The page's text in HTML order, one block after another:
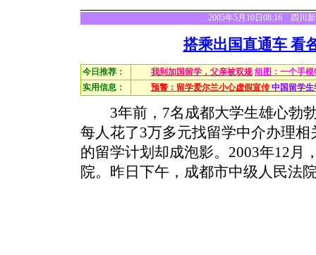
2005年5月10日08:16 四川
搭乘出国直通车 看
今日推荐： 我到加国留学，父亲被双规 组图：一个手
实用信息：
预警：留学爱尔兰小心虚假宣传 中国留学
3年前，7名成都大学生雄心勃勃
每人花了3万多元找留学中介办理
的留学计划却成泡影。2003年12月
院。昨日下午，成都市中级人民法